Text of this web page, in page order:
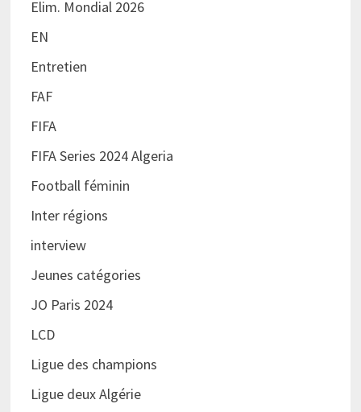
Elim. Mondial 2026
EN
Entretien
FAF
FIFA
FIFA Series 2024 Algeria
Football féminin
Inter régions
interview
Jeunes catégories
JO Paris 2024
LCD
Ligue des champions
Ligue deux Algérie